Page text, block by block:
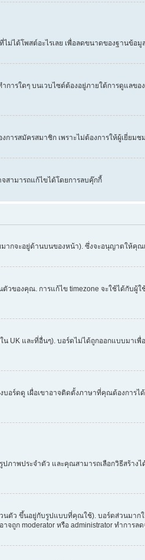
ได้โพสต์อะไรเลย เพื่อลดขนาดของฐานข้อ
การใดๆ บนเวบไซต์ต้องอยู่ภายใต้การดูแล
ารสมัครสมาชิก เพราะไม่ต้องการให้ผู้เยี่
สามารถแก้ไขได้โดยการลบคุ๊กกี้
ากจะอยู่ด้านบนของหน้า). ซึ่งจะอนุญาตให้คุณ
วของคุณ. การแก้ไข timezone จะใช้ได้กับ
UK และที่อื่นๆ). บอร์ดไม่ได้ถูกออกแบบมาเ
อร์ดดู เผื่อเขาอาจติดตั้งภาษาที่คุณต้องกา
าพประจำตัว และคุณสามารถเลือกวิธีสร้า
ว ขึ้นอยู่กับรูปแบบที่คุณใช้). บอร์ดส่วนมาก
จถูก moderator หรือ administrator ทำการ